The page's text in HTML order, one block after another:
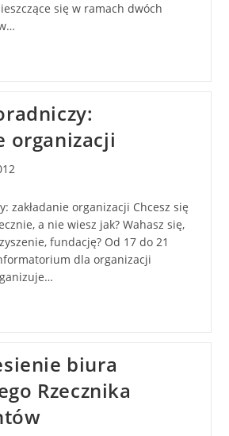
się w ramach dwóch
organizacji
zakładanie organizacji Chcesz się
a nie wiesz jak? Wahasz się,
fundację? Od 17 do 21
dla organizacji
biura
Rzecznika